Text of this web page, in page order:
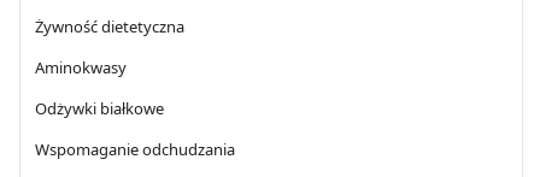
Żywność dietetyczna
Aminokwasy
Odżywki białkowe
Wspomaganie odchudzania